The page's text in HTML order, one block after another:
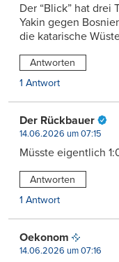
Der “Blick” hat drei
Yakin gegen
die katarische
Antworten
1 Antwort
Der Rückbauer
14.06.2026 um 07:15
Müsste eigentlich
Antworten
1 Antwort
Oekonom
14.06.2026 um 07:16